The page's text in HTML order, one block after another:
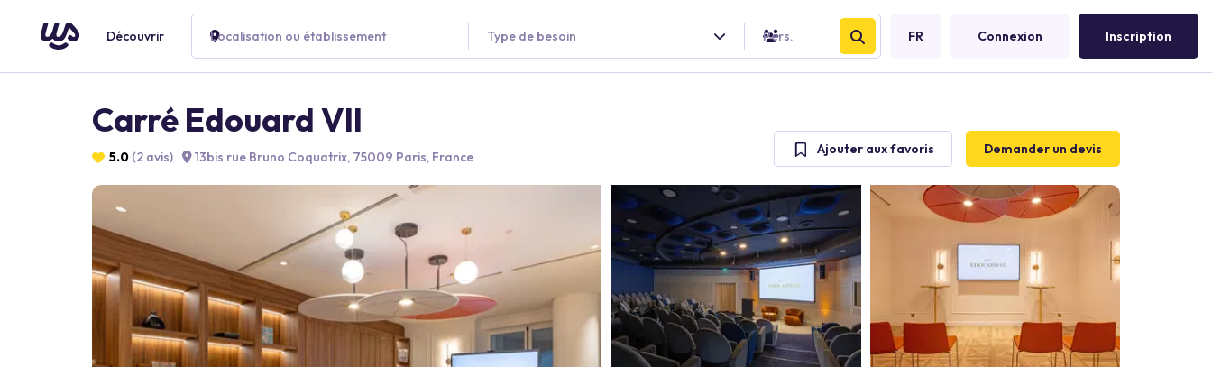
Découvrir Localisation ou établissement Type de besoin Pers. FR Connexion Inscription
Carré Edouard VII
5.0 (2 avis) 13bis rue Bruno Coquatrix, 75009 Paris, France Ajouter aux favoris Demander un devis